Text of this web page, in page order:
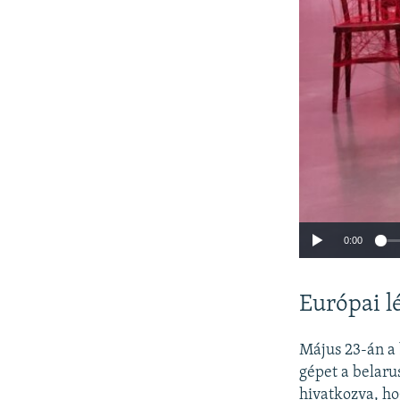
0:00
Európai
Május 23-án
gépet a
hivatkozva,